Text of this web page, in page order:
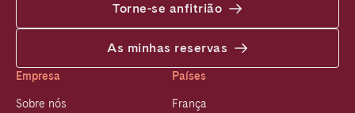
Torne-se anfitrião
As minhas reservas
Empresa
Sobre nós
Países
França